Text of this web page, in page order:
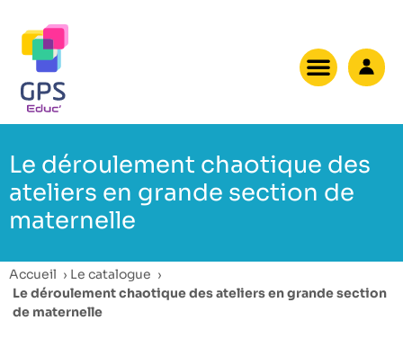
Le déroulement chaotique des
ateliers en grande section de
maternelle
Accueil › Le catalogue ›
Le déroulement chaotique des ateliers en grande section
de maternelle